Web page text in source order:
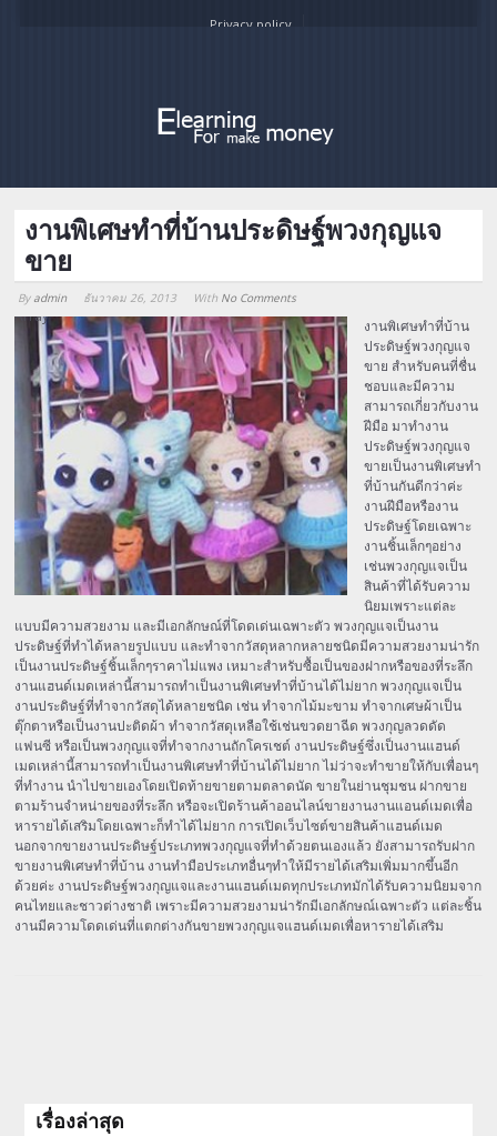
Privacy policy
งานพิเศษทำที่บ้านประดิษฐ์พวงกุญแจ
ขาย
By admin ธันวาคม 26, 2013 With No Comments
Array
งานพิเศษทำที่บ้าน
ประดิษฐ์พวงกุญแจ
ขาย สำหรับคนที่ชื่น
ชอบและมีความ
สามารถเกี่ยวกับงาน
ฝีมือ มาทำงาน
ประดิษฐ์พวงกุญแจ
ขายเป็นงานพิเศษทำ
ที่บ้านกันดีกว่าค่ะ
งานฝีมือหรืองาน
ประดิษฐ์โดยเฉพาะ
งานชิ้นเล็กๆอย่าง
เช่นพวงกุญแจเป็น
สินค้าที่ได้รับความ
นิยมเพราะแต่ละ
แบบมีความสวยงาม และมีเอกลักษณ์ที่โดดเด่นเฉพาะตัว พวงกุญแจเป็นงาน
ประดิษฐ์ที่ทำได้หลายรูปแบบ และทำจากวัสดุหลากหลายชนิดมีความสวยงามน่ารัก
เป็นงานประดิษฐ์ชิ้นเล็กๆราคาไม่แพง เหมาะสำหรับซื้อเป็นของฝากหรือของที่ระลึก
งานแฮนด์เมดเหล่านี้สามารถทำเป็นงานพิเศษทำที่บ้านได้ไม่ยาก พวงกุญแจเป็น
งานประดิษฐ์ที่ทำจากวัสดุได้หลายชนิด เช่น ทำจากไม้มะขาม ทำจากเศษผ้าเป็น
ตุ๊กตาหรือเป็นงานปะติดผ้า ทำจากวัสดุเหลือใช้เช่นขวดยาฉีด พวงกุญลวดดัด
แฟนซี หรือเป็นพวงกุญแจที่ทำจากงานถักโครเชต์ งานประดิษฐ์ซึ่งเป็นงานแฮนด์
เมดเหล่านี้สามารถทำเป็นงานพิเศษทำที่บ้านได้ไม่ยาก ไม่ว่าจะทำขายให้กับเพื่อนๆ
ที่ทำงาน นำไปขายเองโดยเปิดท้ายขายตามตลาดนัด ขายในย่านชุมชน ฝากขาย
ตามร้านจำหน่ายของที่ระลึก หรือจะเปิดร้านค้าออนไลน์ขายงานงานแอนด์เมดเพื่อ
หารายได้เสริมโดยเฉพาะก็ทำได้ไม่ยาก การเปิดเว็บไซต์ขายสินค้าแฮนด์เมด
นอกจากขายงานประดิษฐ์ประเภทพวงกุญแจที่ทำด้วยตนเองแล้ว ยังสามารถรับฝาก
ขายงานพิเศษทำที่บ้าน งานทำมือประเภทอื่นๆทำให้มีรายได้เสริมเพิ่มมากขึ้นอีก
ด้วยค่ะ งานประดิษฐ์พวงกุญแจและงานแฮนด์เมดทุกประเภทมักได้รับความนิยมจาก
คนไทยและชาวต่างชาติ เพราะมีความสวยงามน่ารักมีเอกลักษณ์เฉพาะตัว แต่ละชิ้น
งานมีความโดดเด่นที่แตกต่างกันขายพวงกุญแจแฮนด์เมดเพื่อหารายได้เสริม
เรื่องล่าสุด